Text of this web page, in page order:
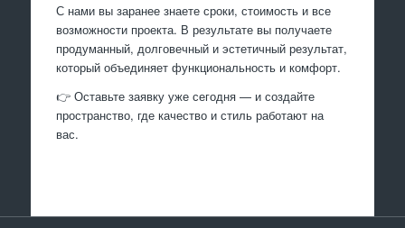
С нами вы заранее знаете сроки, стоимость и все
возможности проекта. В результате вы получаете
продуманный, долговечный и эстетичный результат,
который объединяет функциональность и комфорт.
👉 Оставьте заявку уже сегодня — и создайте
пространство, где качество и стиль работают на
вас.